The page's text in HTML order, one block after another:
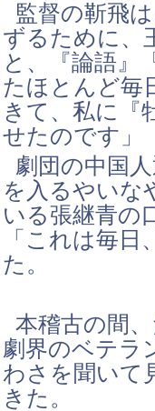
監督の靳飛
ずるために、
と、『論語』
たほとんど毎
きて、私に『
せたのです」
劇団の中国
を入るやいな
いる張継青の
「これは毎
た。
本稽古の間
劇界のベテラ
わさを聞いて
きた。